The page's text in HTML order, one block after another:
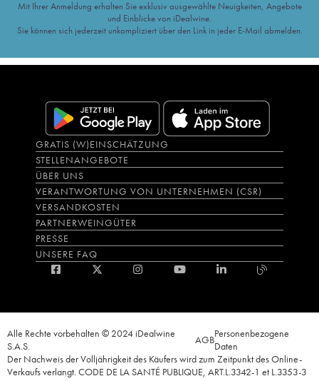
Mit Ihrer Anmeldung erhalten Sie exklusiv ausgewählte Neuigkeiten, Angebote
und Einblicke von iDealwine.
Sie können sich jederzeit unkompliziert über den Link in jeder E-Mail abmelden.
GRATIS (W)EINSCHÄTZUNG
STELLENANGEBOTE
ÜBER UNS
VERANTWORTUNG VON UNTERNEHMEN (CSR)
VERSANDKOSTEN
PARTNERWEINGÜTER
PRESSE
UNSERE FAQ
Alle Rechte vorbehalten © 2024 iDealwine
S.A.S.
AGBPersonenbezogene
Daten
Der Nachweis der Volljährigkeit des Käufers wird zum Zeitpunkt des Online-
Verkaufs verlangt. CODE DE LA SANTÉ PUBLIQUE, ART.L.3342-1 et L.3353-3